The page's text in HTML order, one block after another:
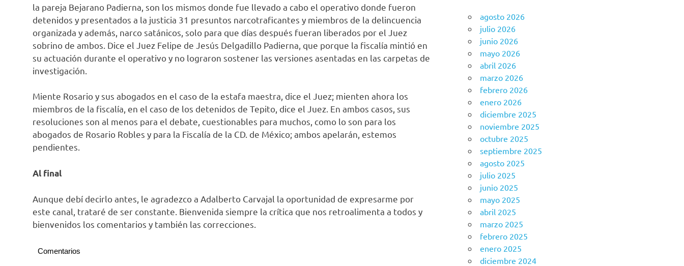
la pareja Bejarano Padierna, son los mismos donde fue llevado a cabo el operativo donde fueron
detenidos y presentados a la justicia 31 presuntos narcotraficantes y miembros de la delincuencia
organizada y además, narco satánicos, solo para que días después fueran liberados por el Juez
sobrino de ambos. Dice el Juez Felipe de Jesús Delgadillo Padierna, que porque la fiscalía mintió en
su actuación durante el operativo y no lograron sostener las versiones asentadas en las carpetas de
investigación.
Miente Rosario y sus abogados en el caso de la estafa maestra, dice el Juez; mienten ahora los
miembros de la fiscalía, en el caso de los detenidos de Tepito, dice el Juez. En ambos casos, sus
resoluciones son al menos para el debate, cuestionables para muchos, como lo son para los
abogados de Rosario Robles y para la Fiscalía de la CD. de México; ambos apelarán, estemos
pendientes.
Al final
Aunque debí decirlo antes, le agradezco a Adalberto Carvajal la oportunidad de expresarme por
este canal, trataré de ser constante. Bienvenida siempre la crítica que nos retroalimenta a todos y
bienvenidos los comentarios y también las correcciones.
Comentarios
agosto 2026
julio 2026
junio 2026
mayo 2026
abril 2026
marzo 2026
febrero 2026
enero 2026
diciembre 2025
noviembre 2025
octubre 2025
septiembre 2025
agosto 2025
julio 2025
junio 2025
mayo 2025
abril 2025
marzo 2025
febrero 2025
enero 2025
diciembre 2024